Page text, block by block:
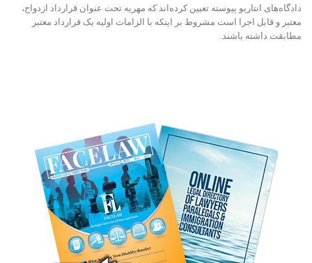
دادگاه‌های انتاریو پیوسته تعیین کرده‌اند که مهریه تحت عنوان قرارداد ازدواج،
معتبر و قابل اجرا است مشروط بر اینکه با الزامات اولیه یک قرارداد معتبر
مطابقت داشته باشند.